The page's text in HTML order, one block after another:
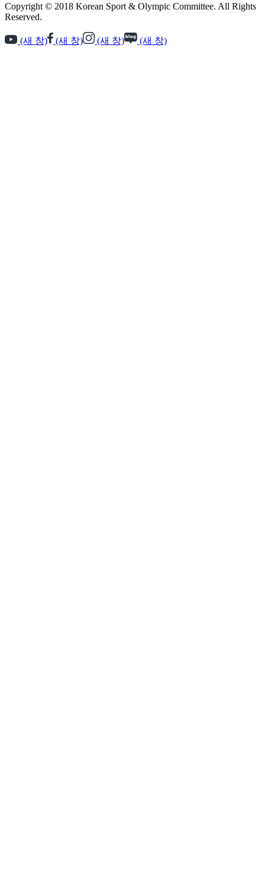
Copyright © 2018 Korean Sport & Olympic Committee. All Rights
Reserved.
(새 창) (새 창) (새 창) (새 창)